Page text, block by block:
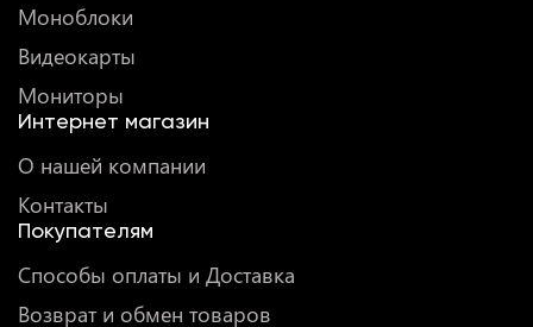
Моноблоки
Видеокарты
Мониторы
Интернет магазин
О нашей компании
Контакты
Покупателям
Способы оплаты и Доставка
Возврат и обмен товаров